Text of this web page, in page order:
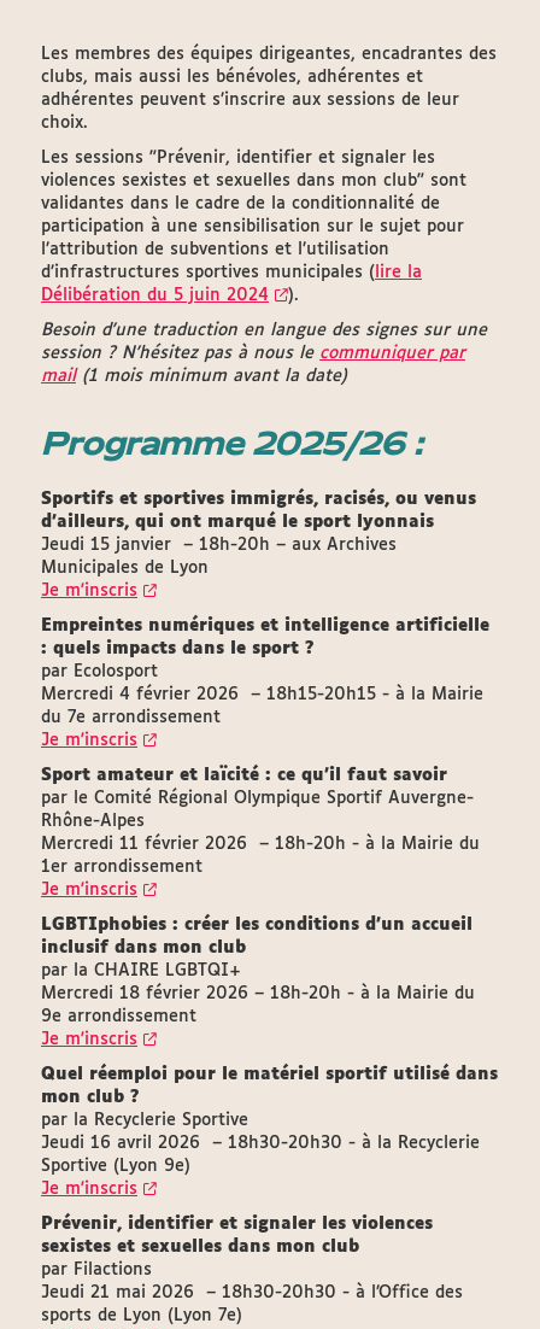
Les membres des équipes dirigeantes, encadrantes des
clubs, mais aussi les bénévoles, adhérentes et
adhérentes peuvent s’inscrire aux sessions de leur
choix.
Les sessions "Prévenir, identifier et signaler les
violences sexistes et sexuelles dans mon club" sont
validantes dans le cadre de la conditionnalité de
participation à une sensibilisation sur le sujet pour
l’attribution de subventions et l’utilisation
d’infrastructures sportives municipales ( lire la
Délibération du 5 juin 2024
).
Besoin d'une traduction en langue des signes sur une
session ? N'hésitez pas à nous le communiquer par
mail(1 mois minimum avant la date)
Programme 2025/26 :
Sportifs et sportives immigrés, racisés, ou venus
d’ailleurs, qui ont marqué le sport lyonnais
Jeudi 15 janvier – 18h-20h – aux Archives
Municipales de Lyon
Je m'inscris
Empreintes numériques et intelligence artificielle
: quels impacts dans le sport ?
par Ecolosport
Mercredi 4 février 2026 – 18h15-20h15 - à la Mairie
du 7e arrondissement
Je m'inscris
Sport amateur et laïcité : ce qu’il faut savoir
par le Comité Régional Olympique Sportif Auvergne-
Rhône-Alpes
Mercredi 11 février 2026 – 18h-20h - à la Mairie du
1er arrondissement
Je m'inscris
LGBTIphobies : créer les conditions d'un accueil
inclusif dans mon club
par la CHAIRE LGBTQI+
Mercredi 18 février 2026 – 18h-20h - à la Mairie du
9e arrondissement
Je m'inscris
Quel réemploi pour le matériel sportif utilisé dans
mon club ?
par la Recyclerie Sportive
Jeudi 16 avril 2026 – 18h30-20h30 - à la Recyclerie
Sportive (Lyon 9e)
Je m'inscris
Prévenir, identifier et signaler les violences
sexistes et sexuelles dans mon club
par Filactions
Jeudi 21 mai 2026 – 18h30-20h30 - à l’Office des
sports de Lyon (Lyon 7e)